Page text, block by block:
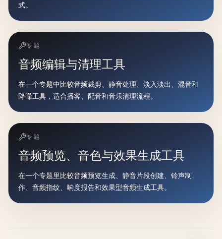
式。
专题
音频编辑与清理工具
在一个专题中比较音频裁剪、静音处理、淡入淡出、混音和
降噪工具，适合播客、配音和音乐清理流程。
专题
音频预览、音色与效果生成工具
在一个专题里比较音频预览生成、静音片段创建、铃声制
作、音频指纹、响度报告和效果型音频生成工具。